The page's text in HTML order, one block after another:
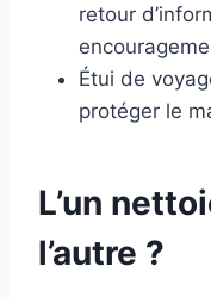
retour
Étui de
protéger le
L’un
l’autre ?